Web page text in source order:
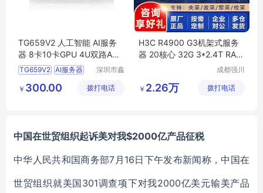
TG659V2 人工智能 AI服务
器 8卡10卡GPU 4U双路AM
D EPYC 9004系列处理器
TG659V2 AI服务器
深圳市鑫
有限公司
￥ 300.00 拨打电话
H3C R4900 G3机架式服务
器 20核心 32G 3*2.4T RAID
成都强川
公司
￥ 2.26万 拨打电话
中国在世贸组织起诉美对我$2000亿产品征税
中华人民共和国商务部7月16日下午发布新闻称，中国在
世贸组织就美国301调查项下对我2000亿美元输美产品